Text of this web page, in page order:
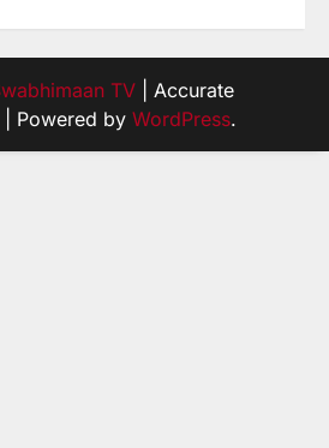
TV | Accurate
| Powered by WordPress.